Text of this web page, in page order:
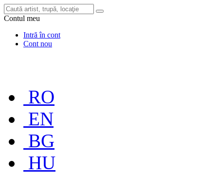
Contul meu
Intră în cont
Cont nou
RO
EN
BG
HU